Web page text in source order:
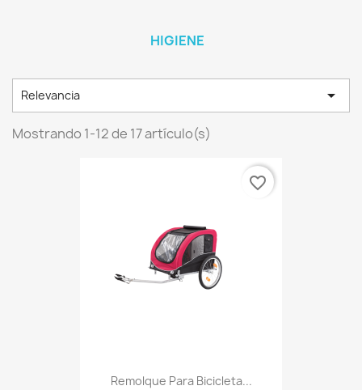
HIGIENE
Relevancia 
Mostrando 1-12 de 17 artículo(s)
Remolque Para Bicicleta...
favorite_border